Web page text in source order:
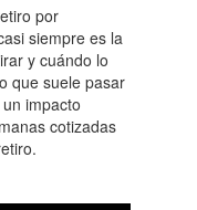
por
siempre es la
y cuándo lo
que suele pasar
impacto
cotizadas